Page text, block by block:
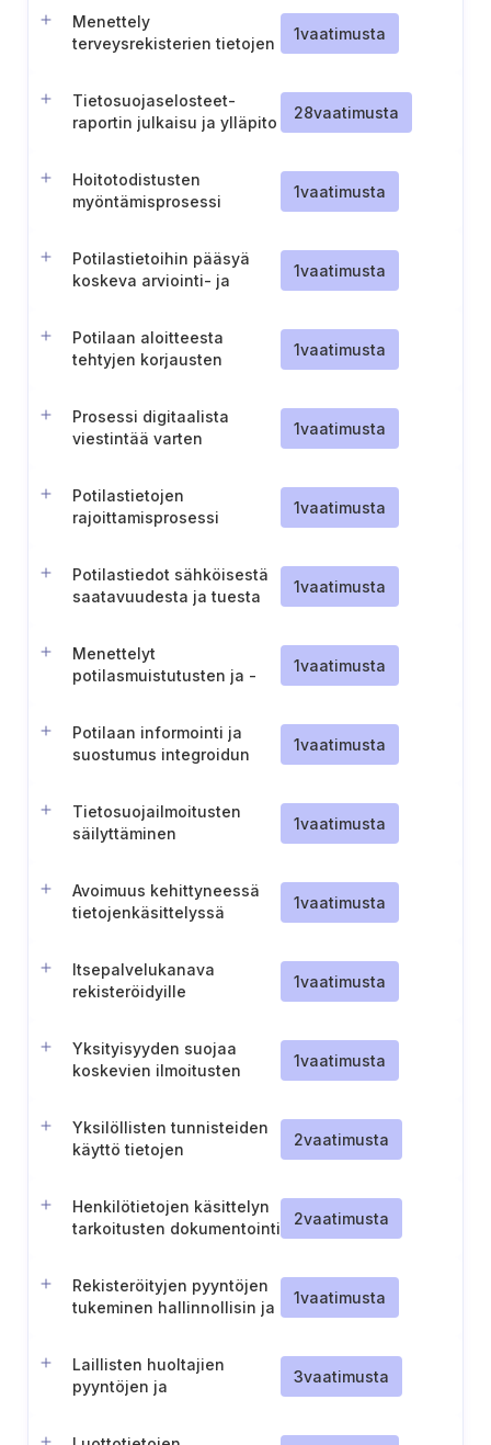
Menettely
terveysrekisterien tietojen
1vaatimusta
Tietosuojaselosteet-
raportin julkaisu ja ylläpito
28vaatimusta
Hoitotodistusten
myöntämisprosessi
1vaatimusta
Potilastietoihin pääsyä
koskeva arviointi- ja
1vaatimusta
Potilaan aloitteesta
tehtyjen korjausten
1vaatimusta
Prosessi digitaalista
viestintää varten
1vaatimusta
Potilastietojen
rajoittamisprosessi
1vaatimusta
Potilastiedot sähköisestä
saatavuudesta ja tuesta
1vaatimusta
Menettelyt
potilasmuistutusten ja -
1vaatimusta
Potilaan informointi ja
suostumus integroidun
dokumentaation osalta
1vaatimusta
Tietosuojailmoitusten
säilyttäminen
1vaatimusta
Avoimuus kehittyneessä
tietojenkäsittelyssä
1vaatimusta
Itsepalvelukanava
rekisteröidyille
1vaatimusta
Yksityisyyden suojaa
koskevien ilmoitusten
1vaatimusta
Yksilöllisten tunnisteiden
käyttö tietojen
2vaatimusta
Henkilötietojen käsittelyn
tarkoitusten dokumentointi
2vaatimusta
Rekisteröityjen pyyntöjen
tukeminen hallinnollisin ja
1vaatimusta
Laillisten huoltajien
pyyntöjen ja
3vaatimusta